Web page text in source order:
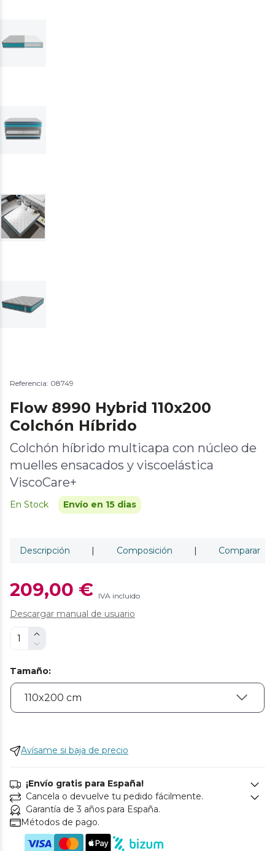
Referencia: 08749
Flow 8990 Hybrid 110x200
Colchón Híbrido
Colchón híbrido multicapa con núcleo de
muelles ensacados y viscoelástica
ViscoCare+
En Stock Envío en 15 dias
Descripción | Composición | Comparar
209,00 € IVA incluido
Descargar manual de usuario
Tamaño:
Avísame si baja de precio
¡Envío gratis para España!
Cancela o devuelve tu pedido fácilmente.
Garantía de 3 años para España.
Métodos de pago.